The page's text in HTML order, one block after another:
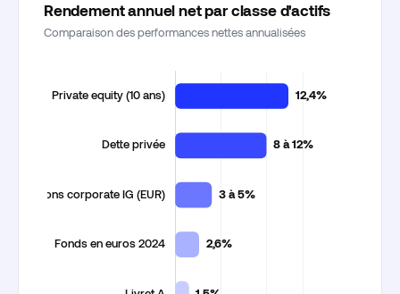
Rendement annuel net par classe d'actifs
Comparaison des performances nettes annualisées